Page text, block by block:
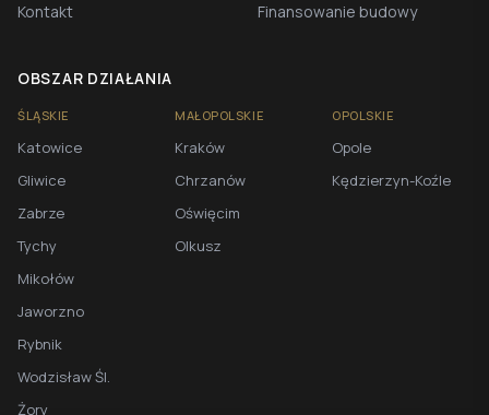
Kontakt
Finansowanie budowy
OBSZAR DZIAŁANIA
ŚLĄSKIE
Katowice
Gliwice
Zabrze
Tychy
Mikołów
Jaworzno
Rybnik
Wodzisław Śl.
Żory
MAŁOPOLSKIE
Kraków
Chrzanów
Oświęcim
Olkusz
OPOLSKIE
Opole
Kędzierzyn-Koźle